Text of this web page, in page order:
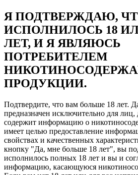
Я ПОДТВЕРЖДАЮ,
ИСПОЛНИЛОСЬ 18
ЛЕТ, И Я ЯВЛЯЮСЬ
ПОТРЕБИТЕЛЕМ
ПРОДУКЦИИ.
Подтвердите, что вам больше 18 лет.
предназначен исключительно для
содержит информацию о
имеет целью предоставление
свойствах и качественных
кнопку "Да, мне больше 18 лет", вы
исполнилось полных 18 лет и вы и
информацию, касающуюся